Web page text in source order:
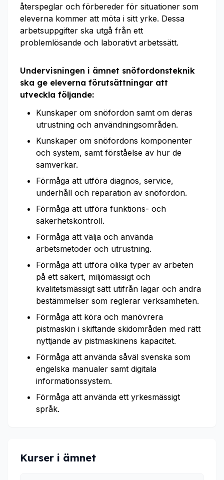
återspeglar och förbereder för situationer som
eleverna kommer att möta i sitt yrke. Dessa
arbetsuppgifter ska utgå från ett
problemlösande och laborativt arbetssätt.
Undervisningen i ämnet snöfordonsteknik
ska ge eleverna förutsättningar att
utveckla följande:
Kunskaper om snöfordon samt om deras
utrustning och användningsområden.
Kunskaper om snöfordons komponenter
och system, samt förståelse av hur de
samverkar.
Förmåga att utföra diagnos, service,
underhåll och reparation av snöfordon.
Förmåga att utföra funktions- och
säkerhetskontroll.
Förmåga att välja och använda
arbetsmetoder och utrustning.
Förmåga att utföra olika typer av arbeten
på ett säkert, miljömässigt och
kvalitetsmässigt sätt utifrån lagar och andra
bestämmelser som reglerar verksamheten.
Förmåga att köra och manövrera
pistmaskin i skiftande skidområden med rätt
nyttjande av pistmaskinens kapacitet.
Förmåga att använda såväl svenska som
engelska manualer samt digitala
informationssystem.
Förmåga att använda ett yrkesmässigt
språk.
Kurser i ämnet